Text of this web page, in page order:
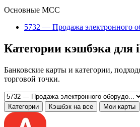
Основные MCC
5732 — Продажа электронного
Категории кэшбэка для
Банковские карты и категории,
торговой точки.
Категории Кэшбэк на все Мои карты